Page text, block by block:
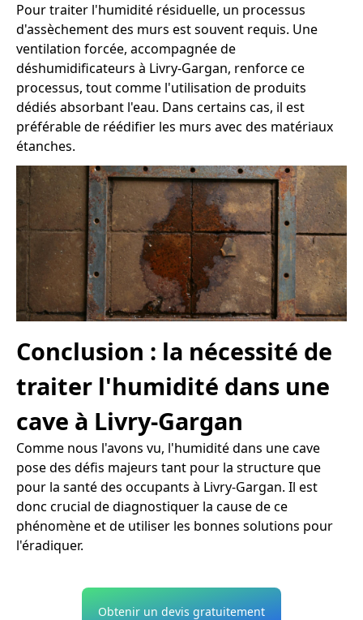
Pour traiter l'humidité résiduelle, un processus
d'assèchement des murs est souvent requis. Une
ventilation forcée, accompagnée de
déshumidificateurs à Livry-Gargan, renforce ce
processus, tout comme l'utilisation de produits
dédiés absorbant l'eau. Dans certains cas, il est
préférable de réédifier les murs avec des matériaux
étanches.
Conclusion : la nécessité de
traiter l'humidité dans une
cave à Livry-Gargan
Comme nous l'avons vu, l'humidité dans une cave
pose des défis majeurs tant pour la structure que
pour la santé des occupants à Livry-Gargan. Il est
donc crucial de diagnostiquer la cause de ce
phénomène et de utiliser les bonnes solutions pour
l'éradiquer.
Obtenir un devis gratuitement